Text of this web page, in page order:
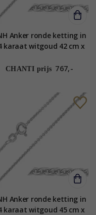
Anker ronde ketting in
karaat witgoud 42 cm x
CHANTI prijs 767,-
Anker ronde ketting in
karaat witgoud 45 cm x